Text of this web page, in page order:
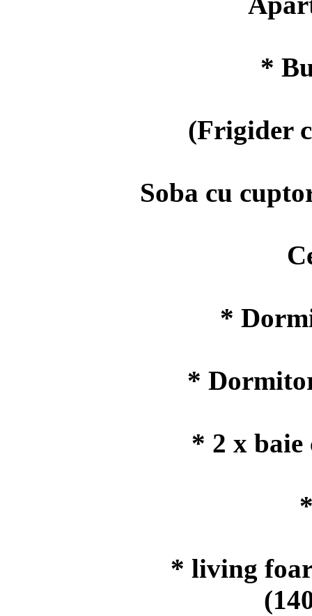
*
(Frigider
Soba cu
*
*
* 2 x baie
* living